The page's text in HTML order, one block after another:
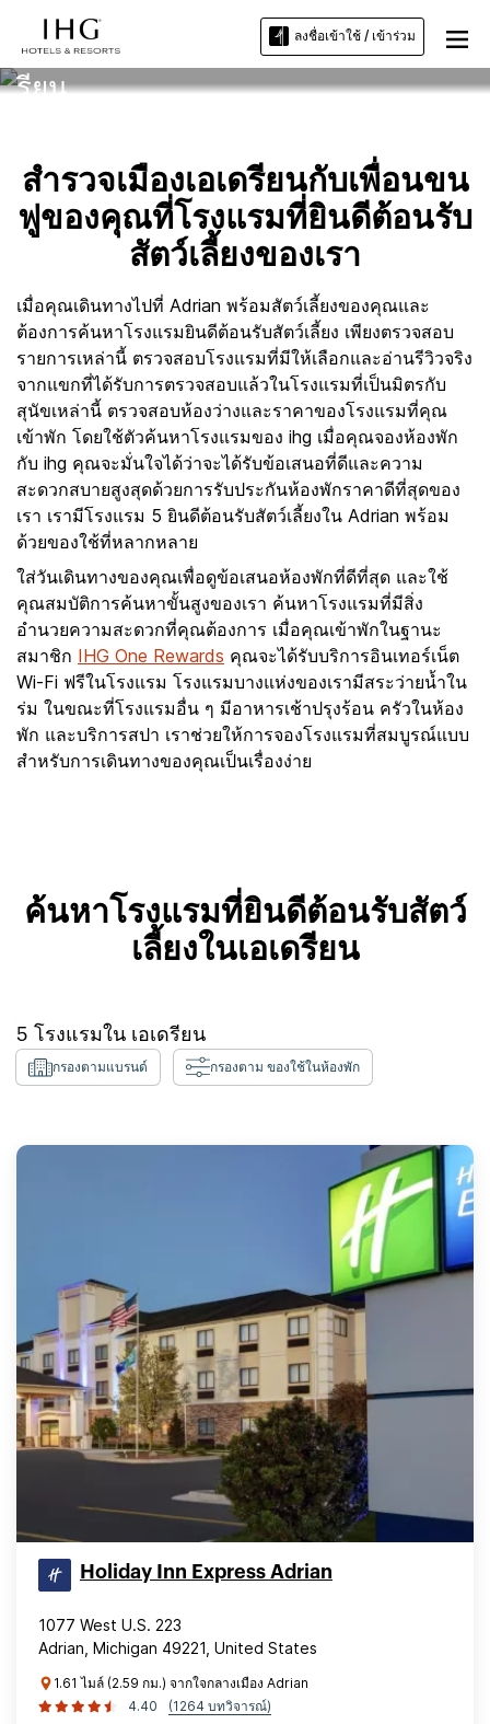
ลงชื่อเข้าใช้ / เข้าร่วม
โรงแรมที่ยินดีต้อนรับสัตว์เลี้ยงเอเด
รียน
สำรวจเมืองเอเดรียนกับเพื่อนขน
ฟูของคุณที่โรงแรมที่ยินดีต้อนรับ
สัตว์เลี้ยงของเรา
เมื่อคุณเดินทางไปที่ Adrian พร้อมสัตว์เลี้ยงของคุณและ
ต้องการค้นหาโรงแรมยินดีต้อนรับสัตว์เลี้ยง เพียงตรวจสอบ
รายการเหล่านี้ ตรวจสอบโรงแรมที่มีให้เลือกและอ่านรีวิวจริง
จากแขกที่ได้รับการตรวจสอบแล้วในโรงแรมที่เป็นมิตรกับ
สุนัขเหล่านี้ ตรวจสอบห้องว่างและราคาของโรงแรมที่คุณ
เข้าพัก โดยใช้ตัวค้นหาโรงแรมของ ihg เมื่อคุณจองห้องพัก
กับ ihg คุณจะมั่นใจได้ว่าจะได้รับข้อเสนอที่ดีและความ
สะดวกสบายสูงสุดด้วยการรับประกันห้องพักราคาดีที่สุดของ
เรา เรามีโรงแรม 5 ยินดีต้อนรับสัตว์เลี้ยงใน Adrian พร้อม
ด้วยของใช้ที่หลากหลาย
ใส่วันเดินทางของคุณเพื่อดูข้อเสนอห้องพักที่ดีที่สุด และใช้
คุณสมบัติการค้นหาขั้นสูงของเรา ค้นหาโรงแรมที่มีสิ่ง
อำนวยความสะดวกที่คุณต้องการ เมื่อคุณเข้าพักในฐานะ
สมาชิก IHG One Rewards คุณจะได้รับบริการอินเทอร์เน็ต
Wi-Fi ฟรีในโรงแรม โรงแรมบางแห่งของเรามีสระว่ายน้ำใน
ร่ม ในขณะที่โรงแรมอื่น ๆ มีอาหารเช้าปรุงร้อน ครัวในห้อง
พัก และบริการสปา เราช่วยให้การจองโรงแรมที่สมบูรณ์แบบ
สำหรับการเดินทางของคุณเป็นเรื่องง่าย
ค้นหาโรงแรมที่ยินดีต้อนรับสัตว์
เลี้ยงในเอเดรียน
5 โรงแรมใน เอเดรียน
กรองตามแบรนด์ กรองตาม ของใช้ในห้องพัก
Holiday Inn Express Adrian
1077 West U.S. 223
Adrian, Michigan 49221, United States
1.61 ไมล์ (2.59 กม.) จากใจกลางเมือง Adrian
4.40
(1264 บทวิจารณ์)